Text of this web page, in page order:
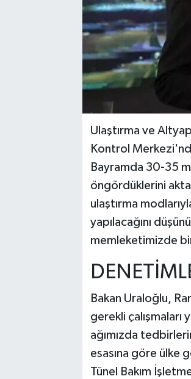
Ulaştırma ve
Kontrol
Bayramda 30-35
öngördüklerini
ulaştırma
yapılacağını
memleketimizde
Bakan Uraloğlu,
gerekli
ağımızda
esasına göre ülke
Tünel Bakım